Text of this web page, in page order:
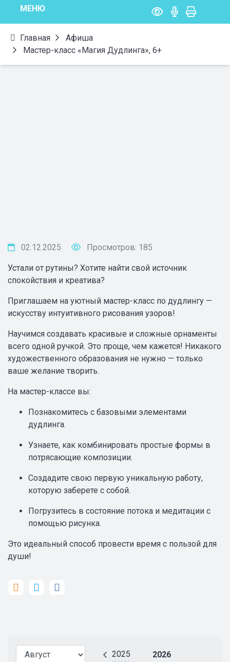
МЕНЮ
Главная
Афиша
Мастер-класс «Магия Дудлинга», 6+
2025 2026
02.12.2025 Просмотров: 185
Устали от рутины? Хотите найти свой источник
спокойствия и креатива?
Приглашаем на уютный мастер-класс по дудлингу —
искусству интуитивного рисования узоров!
Научимся создавать красивые и сложные орнаменты
всего одной ручкой. Это проще, чем кажется! Никакого
художественного образования не нужно — только
ваше желание творить.
На мастер-классе вы:
Познакомитесь с базовыми элементами
дудлинга.
Узнаете, как комбинировать простые формы в
потрясающие композиции.
Создадите свою первую уникальную работу,
которую заберете с собой.
Погрузитесь в состояние потока и медитации с
помощью рисунка.
Это идеальный способ провести время с пользой для
души!